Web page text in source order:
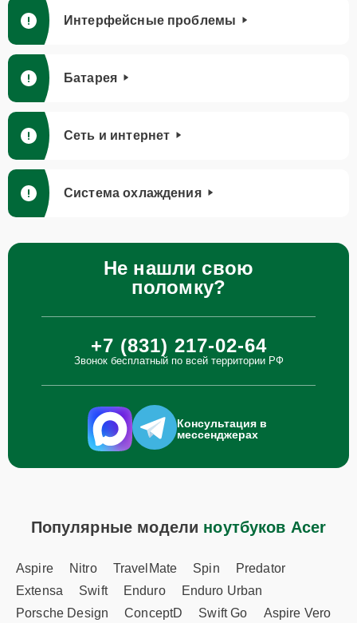
Интерфейсные проблемы
Батарея
Сеть и интернет
Система охлаждения
Не нашли свою
поломку?
+7 (831) 217-02-64
Звонок бесплатный по всей территории РФ
Консультация в
мессенджерах
Популярные модели ноутбуков Acer
Aspire Nitro TravelMate Spin
Predator
Extensa
Swift Enduro
Enduro Urban
Porsche Design
ConceptD Swift Go Aspire Vero